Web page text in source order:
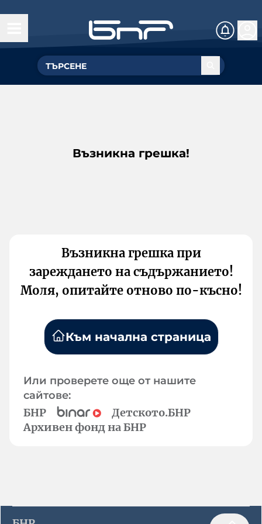
Възникна грешка!
Възникна грешка при
зареждането на съдържанието!
Моля, опитайте отново по-късно!
Към начална страница
Или проверете още от нашите
сайтове:
БНР
Детското.БНР
Архивен фонд на БНР